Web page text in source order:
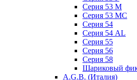
Серия 53 М
Серия 53 МC
Серия 54
Серия 54 AL
Серия 55
Серия 56
Серия 58
Шариковый
A.G.B. (Италия)